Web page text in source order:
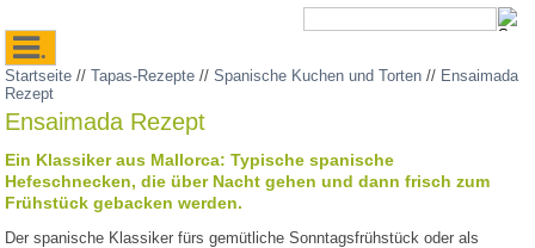
.
Startseite //Tapas-Rezepte //Spanische Kuchen und Torten // Ensaimada
Rezept
Ensaimada Rezept
Ein Klassiker aus Mallorca: Typische spanische
Hefeschnecken, die über Nacht gehen und dann frisch zum
Frühstück gebacken werden.
Der spanische Klassiker fürs gemütliche Sonntagsfrühstück oder als